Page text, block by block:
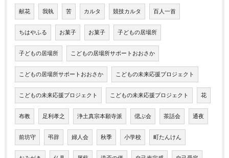
献花 我執 苦 カルタ 競技カルタ 百人一首
ちはやふる お菓子 お菓子 子どもの居場所
子どもの居場所 こどもの居場所サポートおおさか
こどもの居場所サポートおおさか こどもの未来応援プロジェクト
こどもの未来応援プロジェクト こどもの未来応援プロジェクト 花
布教 足利孝之 浄土真宗本願寺派 偲ぶ会 茶話会 通夜
前坊守 弔辞 婦人会 秋季 小学校 町たんけん